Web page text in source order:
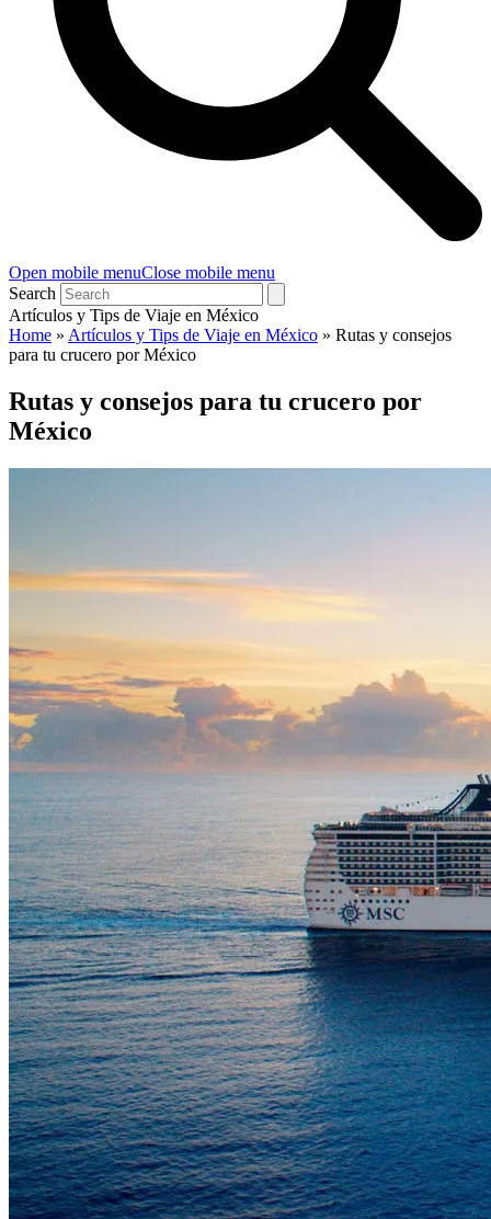
Open mobile menuClose mobile menu
Search
Artículos y Tips de Viaje en México
Home » Artículos y Tips de Viaje en México » Rutas y consejos
para tu crucero por México
Rutas y consejos para tu crucero por
México